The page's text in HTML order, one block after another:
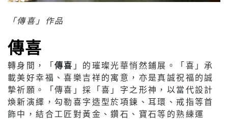
「傳喜」作品
傳喜
轉身間，「傳喜 」的璀璨光華悄然鋪展。「喜」承
載美好幸福、喜樂吉祥的寓意，亦是真誠祝福的誠
摯祈願。「傳喜」採「喜」字之形神，以當代設計
煥新演繹，勾勒喜字造型於項鍊、耳環、戒指等首
飾中，結合工匠對黃金、鑽石、寶石等的熟練運